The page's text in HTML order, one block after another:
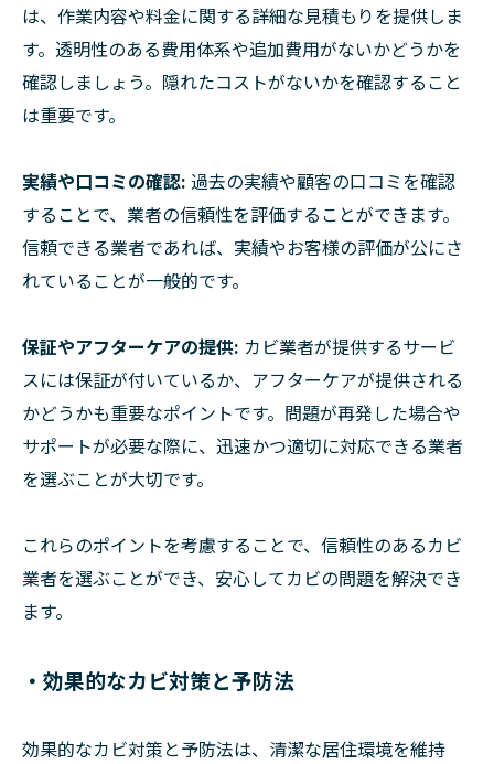
は、作業内容や料金に関する詳細な見積もりを提供しま
す。透明性のある費用体系や追加費用がないかどうかを
確認しましょう。隠れたコストがないかを確認すること
は重要です。
実績や口コミの確認: 過去の実績や顧客の口コミを確認
することで、業者の信頼性を評価することができます。
信頼できる業者であれば、実績やお客様の評価が公にさ
れていることが一般的です。
保証やアフターケアの提供: カビ業者が提供するサービ
スには保証が付いているか、アフターケアが提供される
かどうかも重要なポイントです。問題が再発した場合や
サポートが必要な際に、迅速かつ適切に対応できる業者
を選ぶことが大切です。
これらのポイントを考慮することで、信頼性のあるカビ
業者を選ぶことができ、安心してカビの問題を解決でき
ます。
・効果的なカビ対策と予防法
効果的なカビ対策と予防法は、清潔な居住環境を維持